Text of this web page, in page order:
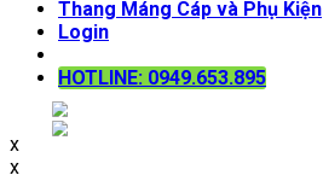
Thang Máng Cáp và Phụ Kiện
Login
HOTLINE: 0949.653.895
x
x